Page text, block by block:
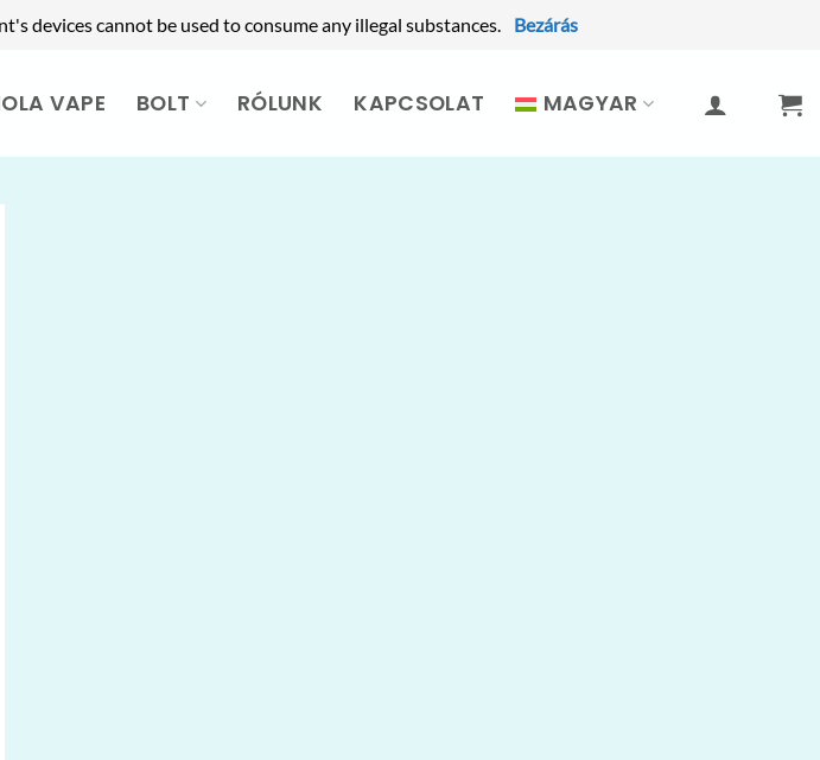
devices cannot be used to consume any illegal substances.
Bezárás
VAPE BOLT RÓLUNK KAPCSOLAT MAGYAR